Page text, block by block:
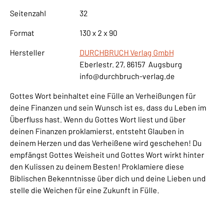
Seitenzahl 32
Format 130 x 2 x 90
Hersteller
DURCHBRUCH Verlag GmbH
Eberlestr. 27, 86157 Augsburg
info@durchbruch-verlag.de
Gottes Wort beinhaltet eine Fülle an Verheißungen für
deine Finanzen und sein Wunsch ist es, dass du Leben im
Überfluss hast. Wenn du Gottes Wort liest und über
deinen Finanzen proklamierst, entsteht Glauben in
deinem Herzen und das Verheißene wird geschehen! Du
empfängst Gottes Weisheit und Gottes Wort wirkt hinter
den Kulissen zu deinem Besten! Proklamiere diese
Biblischen Bekenntnisse über dich und deine Lieben und
stelle die Weichen für eine Zukunft in Fülle.